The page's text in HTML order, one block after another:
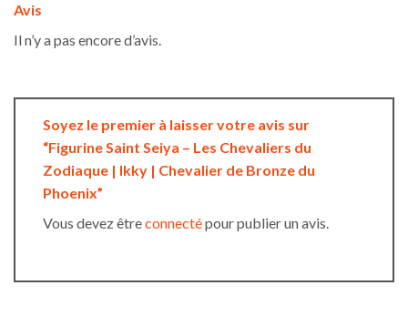
Avis
Il n’y a pas encore d’avis.
Soyez le premier à laisser votre avis sur
“Figurine Saint Seiya – Les Chevaliers du
Zodiaque | Ikky | Chevalier de Bronze du
Phoenix”
Vous devez êtreconnectépour publier un avis.